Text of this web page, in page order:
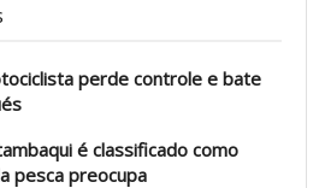
perde controle e bate
é classificado como
pesca preocupa